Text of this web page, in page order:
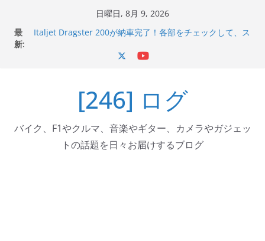
日曜日, 8月 9, 2026
最
新:
Italjet Dragster 200が納車完了！各部をチェックして、ス
器エフェクターが返礼品でもらえる！
Italjet Dragster 200のフロントISSサスの動きが判ったら
コーナリングが楽しくなった
[246] ログ
バイク、F1やクルマ、音楽やギター、カメラやガジェッ
トの話題を日々お届けするブログ